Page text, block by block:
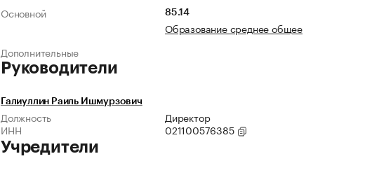
Основной 85.14
Образование среднее общее
Дополнительные
Руководители
Галиуллин Раиль Ишмурзович
Должность
Директор
ИНН
021100576385
Учредители